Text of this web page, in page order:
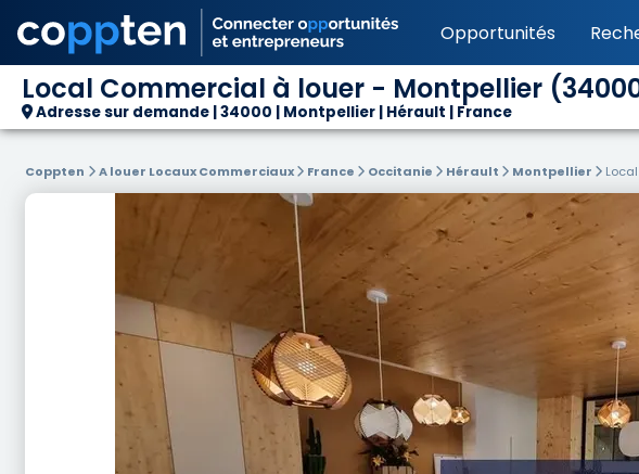
Opportunités
Local Commercial à louer - Montpellier
Adresse sur demande | 34000 | Montpellier | Hérault | France
Coppten A louer Locaux Commerciaux France Occitanie Hérault Montpellier